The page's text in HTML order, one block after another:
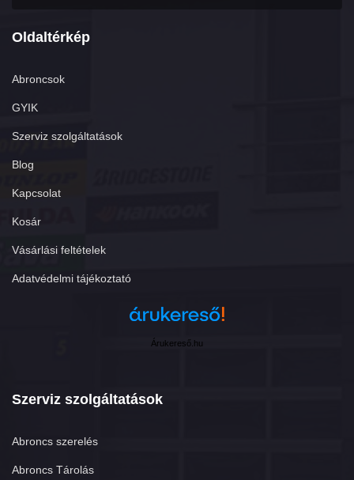
Oldaltérkép
Abroncsok
GYIK
Szerviz szolgáltatások
Blog
Kapcsolat
Kosár
Vásárlási feltételek
Adatvédelmi tájékoztató
Árukereső.hu
Szerviz szolgáltatások
Abroncs szerelés
Abroncs Tárolás